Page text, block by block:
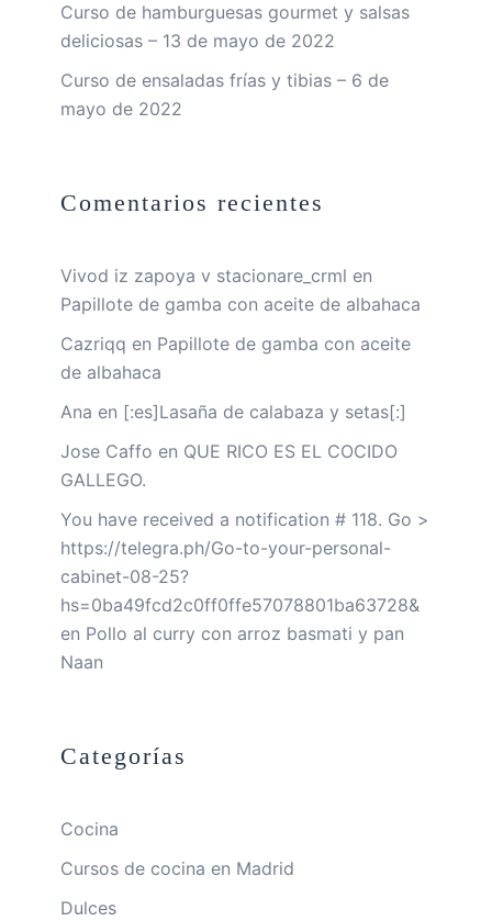
Curso de hamburguesas gourmet y salsas
deliciosas – 13 de mayo de 2022
Curso de ensaladas frías y tibias – 6 de
mayo de 2022
Comentarios recientes
Vivod iz zapoya v stacionare_crml en
Papillote de gamba con aceite de albahaca
Cazriqq en Papillote de gamba con aceite
de albahaca
Ana en [:es]Lasaña de calabaza y setas[:]
Jose Caffo en QUE RICO ES EL COCIDO
GALLEGO.
You have received a notification # 118. Go >
https://telegra.ph/Go-to-your-personal-
cabinet-08-25?
hs=0ba49fcd2c0ff0ffe57078801ba63728&
en Pollo al curry con arroz basmati y pan
Naan
Categorías
Cocina
Cursos de cocina en Madrid
Dulces